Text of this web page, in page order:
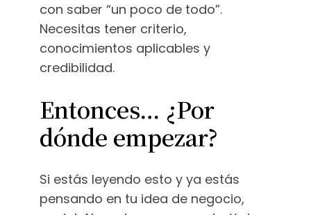
con saber “un poco de todo”.
Necesitas tener criterio,
conocimientos aplicables y
credibilidad.
Entonces… ¿Por
dónde empezar?
Si estás leyendo esto y ya estás
pensando en tu idea de negocio,